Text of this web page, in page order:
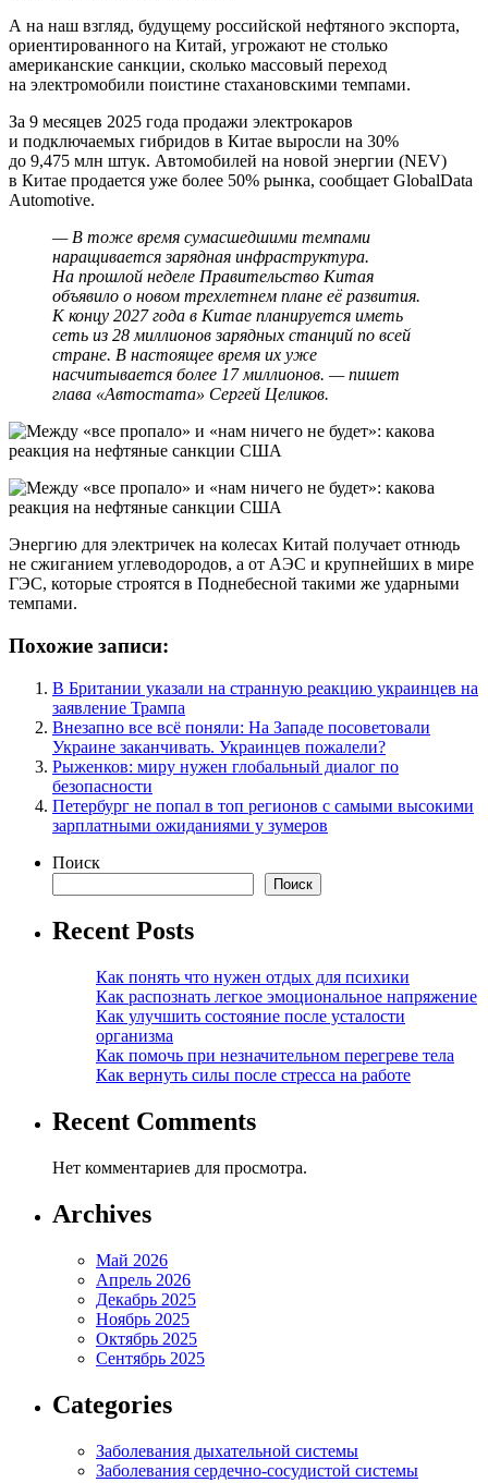
А на наш взгляд, будущему российской нефтяного экспорта,
ориентированного на Китай, угрожают не столько
американские санкции, сколько массовый переход
на электромобили поистине стахановскими темпами.
За 9 месяцев 2025 года продажи электрокаров
и подключаемых гибридов в Китае выросли на 30%
до 9,475 млн штук. Автомобилей на новой энергии (NEV)
в Китае продается уже более 50% рынка, сообщает GlobalData
Automotive.
— В тоже время сумасшедшими темпами
наращивается зарядная инфраструктура.
На прошлой неделе Правительство Китая
объявило о новом трехлетнем плане её развития.
К концу 2027 года в Китае планируется иметь
сеть из 28 миллионов зарядных станций по всей
стране. В настоящее время их уже
насчитывается более 17 миллионов. — пишет
глава «Автостата» Сергей Целиков.
Энергию для электричек на колесах Китай получает отнюдь
не сжиганием углеводородов, а от АЭС и крупнейших в мире
ГЭС, которые строятся в Поднебесной такими же ударными
темпами.
Похожие записи:
В Британии указали на странную реакцию украинцев на
заявление Трампа
Внезапно все всё поняли: На Западе посоветовали
Украине заканчивать. Украинцев пожалели?
Рыженков: миру нужен глобальный диалог по
безопасности
Петербург не попал в топ регионов с самыми высокими
зарплатными ожиданиями у зумеров
Поиск
Поиск
Recent Posts
Как понять что нужен отдых для психики
Как распознать легкое эмоциональное напряжение
Как улучшить состояние после усталости
организма
Как помочь при незначительном перегреве тела
Как вернуть силы после стресса на работе
Recent Comments
Нет комментариев для просмотра.
Archives
Май 2026
Апрель 2026
Декабрь 2025
Ноябрь 2025
Октябрь 2025
Сентябрь 2025
Categories
Заболевания дыхательной системы
Заболевания сердечно-сосудистой системы